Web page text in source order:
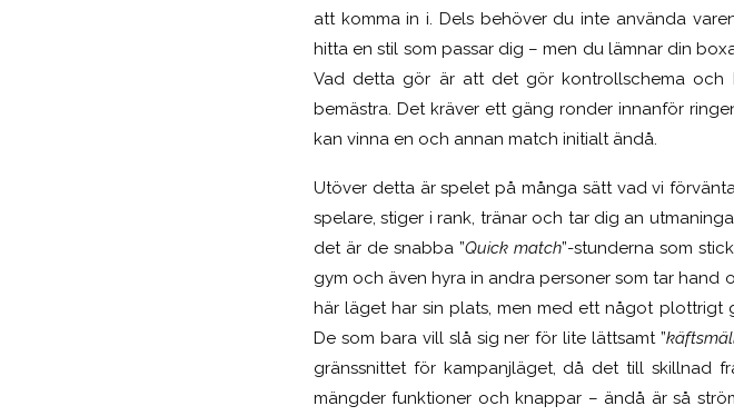
att komma in i. Dels behöver du inte använda
hitta en stil som passar dig – men du lämnar din
Vad detta gör är att det gör kontrollschema och
bemästra. Det kräver ett gäng ronder innanför
kan vinna en och annan match initialt ändå.
Utöver detta är spelet på många sätt vad vi
spelare, stiger i rank, tränar och tar dig an
det är de snabba ”Quick match”-stunderna som
gym och även hyra in andra personer som tar hand
här läget har sin plats, men med ett något plottrigt
De som bara vill slå sig ner för lite lättsamt ”
gränssnittet för kampanjläget, då det till skillnad
mängder funktioner och knappar – ändå är så